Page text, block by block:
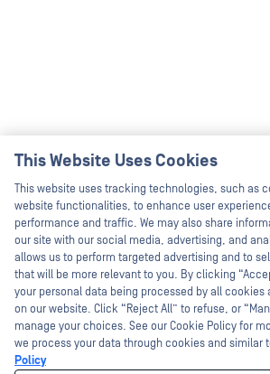
This Website Uses Cookies
This website uses tracking technologies, such as
website functionalities, to enhance user
performance and traffic. We may also share
our site with our social media, advertising, and
allows us to perform targeted advertising and to
that will be more relevant to you. By clicking
your personal data being processed by all
on our website. Click “Reject All” to refuse, or
manage your choices. See our Cookie Policy for
we process your data through cookies and similar
Policy
Hey there!
I'm Ozzy, your OPSWAT
How can I help you
today?